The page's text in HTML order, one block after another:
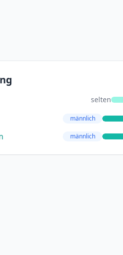
selten
männlich
männlich